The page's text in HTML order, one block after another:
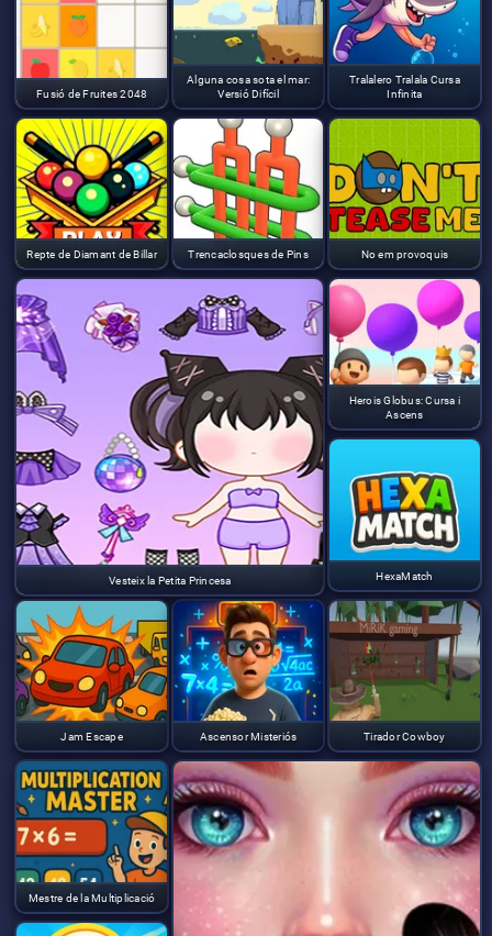
Fusió de Fruites 2048
Alguna cosa sota el mar:
Versió Difícil
Tralalero Tralala Cursa
Infinita
Repte de Diamant de Billar Trencaclosques de Pins
Vesteix la Petita Princesa
No em provoquis
Herois Globus: Cursa i
Ascens
HexaMatch
Jam Escape Ascensor Misteriós Tirador Cowboy
Mestre de la Multiplicació